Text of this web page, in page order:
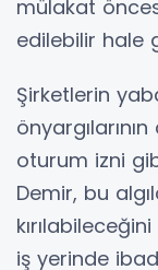
mülakat
edilebilir hale
Şirketlerin
oturum izni
Demir, bu
iş yerinde